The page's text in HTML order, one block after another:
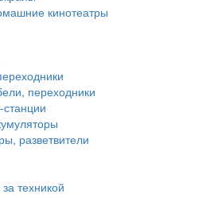
кинотеатры
переходники
разветвители
техникой